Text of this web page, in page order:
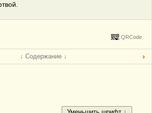
QRCode
↓ Содержание ↓